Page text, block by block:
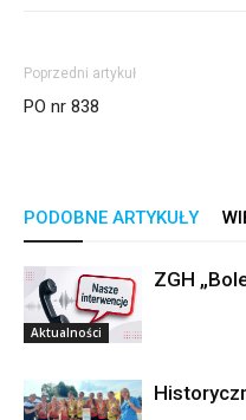
Poprzedni artykuł
PO nr 838
PODOBNE ARTYKUŁY
Aktualności
ZGH